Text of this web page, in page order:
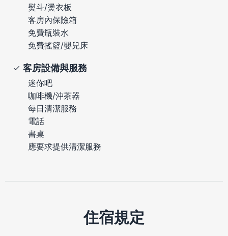
熨斗/燙衣板
客房內保險箱
免費瓶裝水
免費搖籃/嬰兒床
客房設備與服務
迷你吧
咖啡機/沖茶器
每日清潔服務
電話
書桌
應要求提供清潔服務
住宿規定